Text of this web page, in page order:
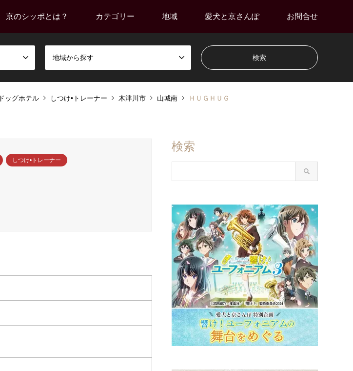
京のシッポとは？ カテゴリー 地域 愛犬と京さんぽ お問合せ
地域から探す
ドッグホテル しつけ•トレーナー 木津川市 山城南 ＨＵＧＨＵＧ
しつけ•トレーナー
検索